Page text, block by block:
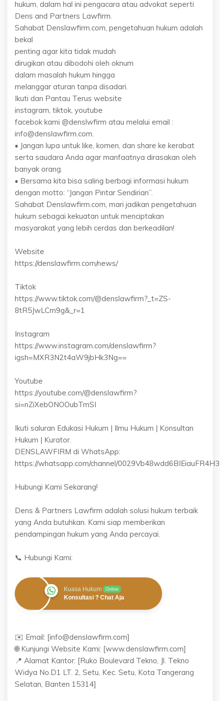
hukum, dalam hal ini pengacara atau advokat seperti
Dens and Partners Lawfirm.
Sahabat Denslawfirm.com, pengetahuan hukum adalah
bekal
penting agar kita tidak mudah
dirugikan atau dibodohi oleh oknum
dalam masalah hukum hingga
melanggar aturan tanpa disadari.
Ikuti dan Pantau Terus website
instagram, tiktok, youtube
facebok kami @denslwfirm atau melalui email :
info@denslawfirm.com.
• Jangan lupa untuk like, komen, dan share ke kerabat
serta saudara Anda agar manfaatnya dirasakan oleh
banyak orang.
• Bersama kita bisa saling berbagi informasi hukum
dengan motto: “Jangan Pintar Sendirian”.
Sahabat Denslawfirm.com, mari jadikan pengetahuan
hukum sebagai kekuatan untuk menciptakan
masyarakat yang lebih cerdas dan berkeadilan!
Website
https://denslawfirm.com/news/
Tiktok
https://www.tiktok.com/@denslawfirm?_t=ZS-
8tR5JwLCm9g&_r=1
Instagram
https://www.instagram.com/denslawfirm?
igsh=MXR3N2t4aW9jbHk3Ng==
Youtube
https://youtube.com/@denslawfirm?
si=nZiXebONOOubTmSI
Ikuti saluran Edukasi Hukum | Ilmu Hukum | Konsultan
Hukum | Kurator.
DENSLAWFIRM di WhatsApp:
https://whatsapp.com/channel/
Hubungi Kami Sekarang!
Dens & Partners Lawfirm adalah solusi hukum terbaik
yang Anda butuhkan. Kami siap memberikan
pendampingan hukum yang Anda percayai.
📞 Hubungi Kami:
Kuasa Hukum Online
Konsultasi ? Chat Aja
✉️ Email: [info@denslawfirm.com]
🌐 Kunjungi Website Kami: [www.denslawfirm.com]
📍 Alamat Kantor: [Ruko Boulevard Tekno, Jl. Tekno
Widya No.D1 LT. 2, Setu, Kec. Setu, Kota Tangerang
Selatan, Banten 15314]